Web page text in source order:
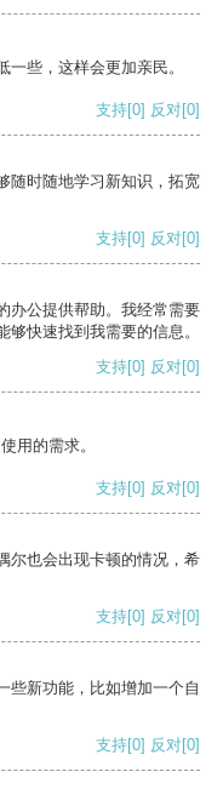
些，这样会更加亲民。
支持[0] 反对[0]
随时随地学习新知识，拓宽
支持[0] 反对[0]
办公提供帮助。我经常需要
快速找到我需要的信息。
支持[0] 反对[0]
用的需求。
支持[0] 反对[0]
尔也会出现卡顿的情况，希
支持[0] 反对[0]
些新功能，比如增加一个自
支持[0] 反对[0]